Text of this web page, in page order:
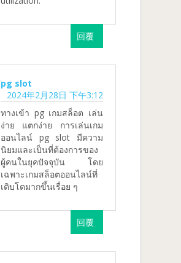
回覆
pg slot
2024年2月28日 下午3:12
ทางเข้า pg เกมสล็อต เล่น
ง่าย แตกง่าย การเล่นเกม
ออนไลน์ pg slot มีความ
นิยมและเป็นที่ต้องการของ
ผู้คนในยุคปัจจุบัน โดย
เฉพาะเกมสล็อตออนไลน์ที่
เติบโตมากขึ้นเรื่อย ๆ
回覆